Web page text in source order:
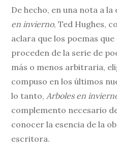
De hecho, en una nota a
en invierno, Ted Hughes,
aclara que los poemas
proceden de la serie de
más o menos arbitraria,
compuso en los últimos
lo tanto, Arboles en
complemento necesario
conocer la esencia de la
escritora.